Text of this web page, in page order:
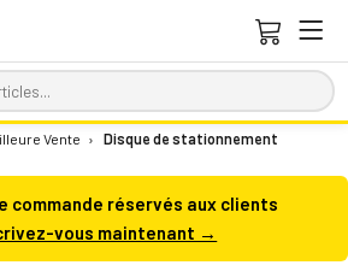
Vente ›
Disque de stationnement
commande réservés aux clients
vous maintenant →